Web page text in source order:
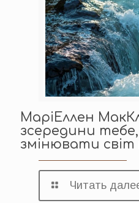
МаріЕллен
зсередини
змінювати світ
Читать